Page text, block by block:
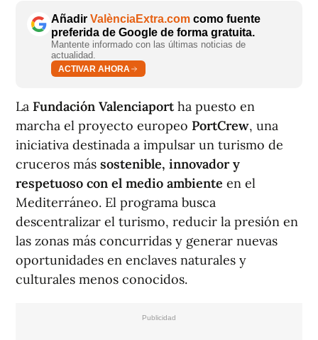
Añadir ValènciaExtra.com como fuente
preferida de Google de forma gratuita.
Mantente informado con las últimas noticias de
actualidad.
ACTIVAR AHORA
La Fundación Valenciaportha puesto en
marcha el proyecto europeo PortCrew, una
iniciativa destinada a impulsar un turismo de
cruceros más sostenible, innovador y
respetuoso con el medio ambiente en el
Mediterráneo. El programa busca
descentralizar el turismo, reducir la presión en
las zonas más concurridas y generar nuevas
oportunidades en enclaves naturales y
culturales menos conocidos.